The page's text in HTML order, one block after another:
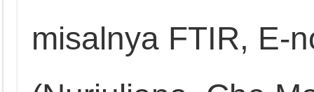
misalnya FTIR, E-